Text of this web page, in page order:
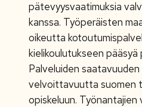
pätevyysvaatimuksia
kanssa. Työperäisten
oikeutta
kielikoulutukseen
Palveluiden
velvoittavuutta suomen
opiskeluun. Työnantajien